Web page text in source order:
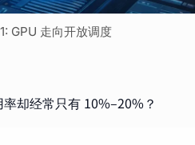
GPU 走向开放调度
却经常只有 10%–20%？